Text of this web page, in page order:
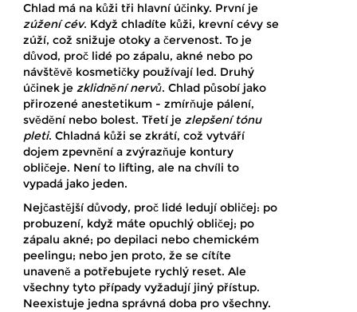
Chlad má na kůži tři hlavní účinky. První je
zúžení cév. Když chladíte kůži, krevní cévy se
zúží, což snižuje otoky a červenost. To je
důvod, proč lidé po zápalu, akné nebo po
návštěvě kosmetičky používají led. Druhý
účinek je zklidnění nervů. Chlad působí jako
přirozené anestetikum - zmírňuje pálení,
svědění nebo bolest. Třetí je zlepšení tónu
pleti. Chladná kůži se zkrátí, což vytváří
dojem zpevnění a zvýrazňuje kontury
obličeje. Není to lifting, ale na chvíli to
vypadá jako jeden.
Nejčastější důvody, proč lidé ledují obličej: po
probuzení, když máte opuchlý obličej; po
zápalu akné; po depilaci nebo chemickém
peelingu; nebo jen proto, že se cítíte
unaveně a potřebujete rychlý reset. Ale
všechny tyto případy vyžadují jiný přístup.
Neexistuje jedna správná doba pro všechny.